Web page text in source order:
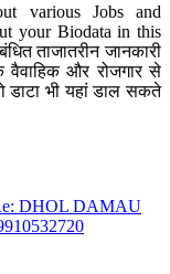
various Jobs and
your Biodata in this
ताजातरीन जानकारी
और रोजगार से
भी यहां डाल सकते
DHOL DAMAU